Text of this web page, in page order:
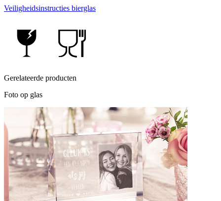
Veiligheidsinstructies bierglas
Gerelateerde producten
Foto op glas